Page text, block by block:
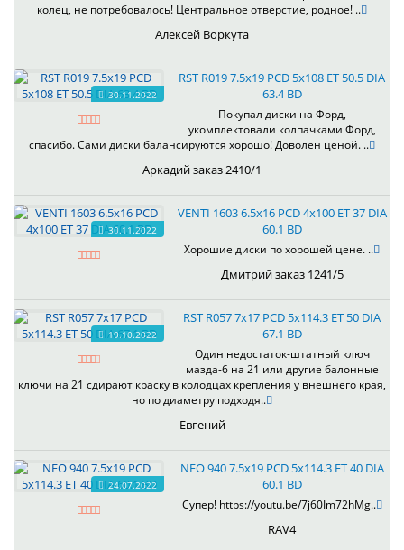
колец, не потребовалось! Центральное отверстие, родное! ..
Алексей Воркута
30.11.2022
RST R019 7.5x19 PCD 5x108 ET 50.5 DIA
63.4 BD
Покупал диски на Форд,
укомплектовали колпачками Форд,
спасибо. Сами диски балансируются хорошо! Доволен ценой. ..
Аркадий заказ 2410/1
30.11.2022
VENTI 1603 6.5x16 PCD 4x100 ET 37 DIA
60.1 BD
Хорошие диски по хорошей цене. ..
Дмитрий заказ 1241/5
19.10.2022
RST R057 7x17 PCD 5x114.3 ET 50 DIA
67.1 BD
Один недостаток-штатный ключ
мазда-6 на 21 или другие балонные
ключи на 21 сдирают краску в колодцах крепления у внешнего края,
но по диаметру подходя..
Евгений
24.07.2022
NEO 940 7.5x19 PCD 5x114.3 ET 40 DIA
60.1 BD
Супер! https://youtu.be/7j60Im72hMg..
RAV4